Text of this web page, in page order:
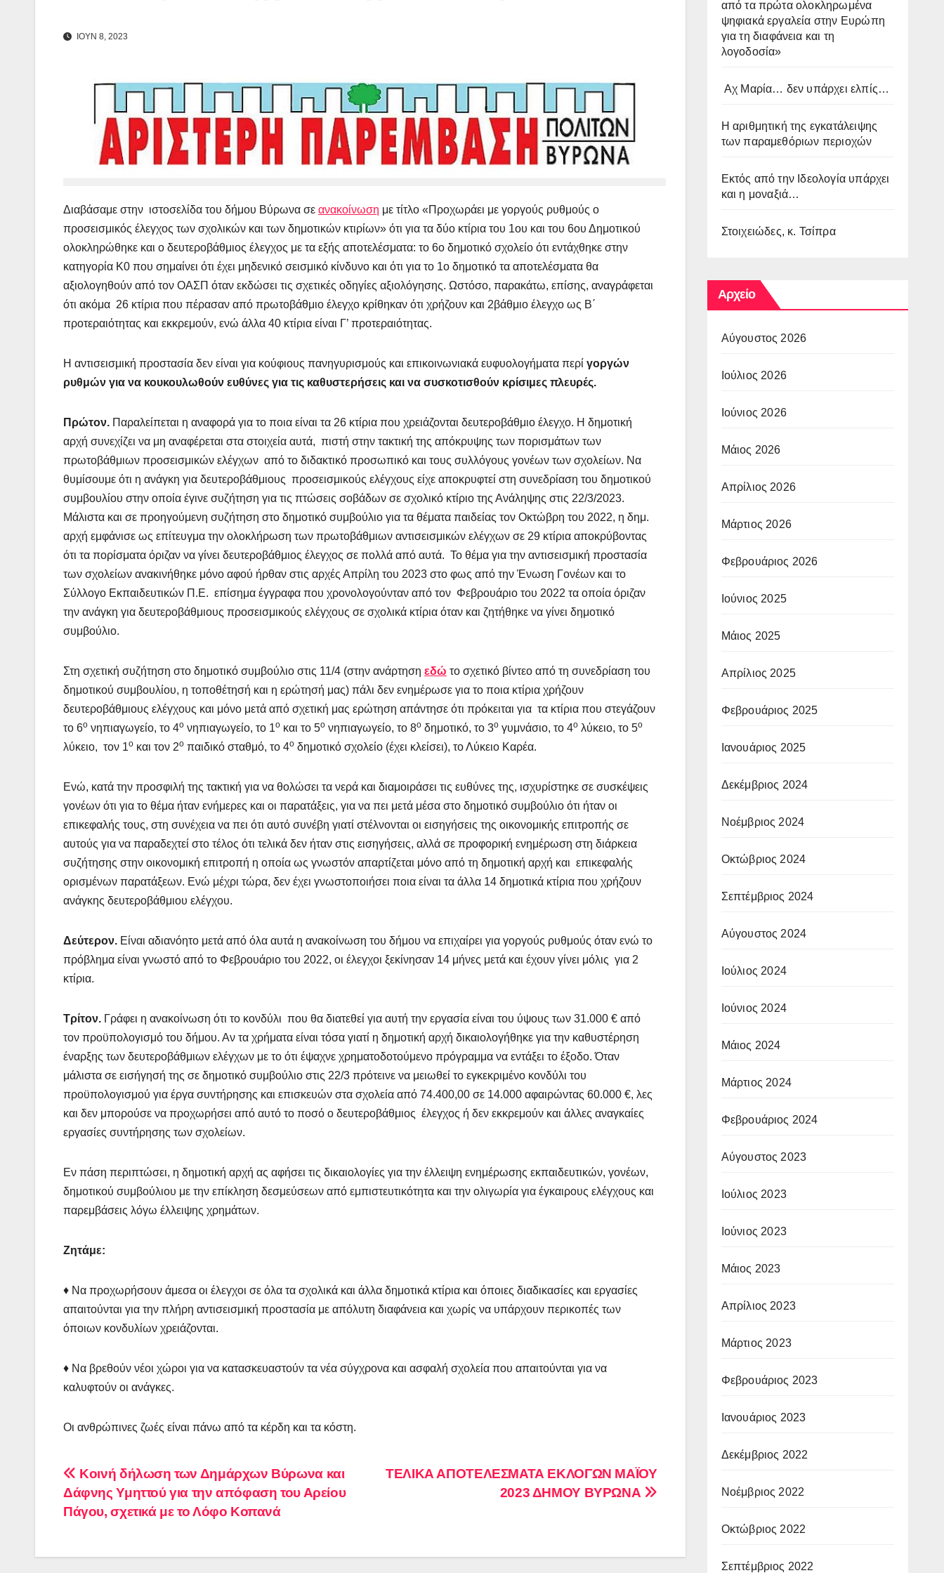
ΙΟΥΝ 8, 2023
Διαβάσαμε στην ιστοσελίδα του δήμου Βύρωνα σε ανακοίνωση με τίτλο «Προχωράει με γοργούς ρυθμούς ο
προσεισμικός έλεγχος των σχολικών και των δημοτικών κτιρίων» ότι για τα δύο κτίρια του 1ου και του 6ου Δημοτικού
ολοκληρώθηκε και ο δευτεροβάθμιος έλεγχος με τα εξής αποτελέσματα: το 6ο δημοτικό σχολείο ότι εντάχθηκε στην
κατηγορία Κ0 που σημαίνει ότι έχει μηδενικό σεισμικό κίνδυνο και ότι για το 1ο δημοτικό τα αποτελέσματα θα
αξιολογηθούν από τον ΟΑΣΠ όταν εκδώσει τις σχετικές οδηγίες αξιολόγησης. Ωστόσο, παρακάτω, επίσης, αναγράφεται
ότι ακόμα 26 κτίρια που πέρασαν από πρωτοβάθμιο έλεγχο κρίθηκαν ότι χρήζουν και 2βάθμιο έλεγχο ως Β΄
προτεραιότητας και εκκρεμούν, ενώ άλλα 40 κτίρια είναι Γ’ προτεραιότητας.
Η αντισεισμική προστασία δεν είναι για κούφιους πανηγυρισμούς και επικοινωνιακά ευφυολογήματα περί γοργών
ρυθμών για να κουκουλωθούν ευθύνες για τις καθυστερήσεις και να συσκοτισθούν κρίσιμες πλευρές.
Πρώτον. Παραλείπεται η αναφορά για το ποια είναι τα 26 κτίρια που χρειάζονται δευτεροβάθμιο έλεγχο. Η δημοτική
αρχή συνεχίζει να μη αναφέρεται στα στοιχεία αυτά, πιστή στην τακτική της απόκρυψης των πορισμάτων των
πρωτοβάθμιων προσεισμικών ελέγχων από το διδακτικό προσωπικό και τους συλλόγους γονέων των σχολείων. Να
θυμίσουμε ότι η ανάγκη για δευτεροβάθμιους προσεισμικούς ελέγχους είχε αποκρυφτεί στη συνεδρίαση του δημοτικού
συμβουλίου στην οποία έγινε συζήτηση για τις πτώσεις σοβάδων σε σχολικό κτίριο της Ανάληψης στις 22/3/2023.
Μάλιστα και σε προηγούμενη συζήτηση στο δημοτικό συμβούλιο για τα θέματα παιδείας τον Οκτώβρη του 2022, η δημ.
αρχή εμφάνισε ως επίτευγμα την ολοκλήρωση των πρωτοβάθμιων αντισεισμικών ελέγχων σε 29 κτίρια αποκρύβοντας
ότι τα πορίσματα όριζαν να γίνει δευτεροβάθμιος έλεγχος σε πολλά από αυτά. Το θέμα για την αντισεισμική προστασία
των σχολείων ανακινήθηκε μόνο αφού ήρθαν στις αρχές Απρίλη του 2023 στο φως από την Ένωση Γονέων και το
Σύλλογο Εκπαιδευτικών Π.Ε. επίσημα έγγραφα που χρονολογούνταν από τον Φεβρουάριο του 2022 τα οποία όριζαν
την ανάγκη για δευτεροβάθμιους προσεισμικούς ελέγχους σε σχολικά κτίρια όταν και ζητήθηκε να γίνει δημοτικό
συμβούλιο.
Στη σχετική συζήτηση στο δημοτικό συμβούλιο στις 11/4 (στην ανάρτηση εδώ το σχετικό βίντεο από τη συνεδρίαση του
δημοτικού συμβουλίου, η τοποθέτησή και η ερώτησή μας) πάλι δεν ενημέρωσε για το ποια κτίρια χρήζουν
δευτεροβάθμιους ελέγχους και μόνο μετά από σχετική μας ερώτηση απάντησε ότι πρόκειται για τα κτίρια που στεγάζουν
το 6ο νηπιαγωγείο, το 4ο νηπιαγωγείο, το 1ο και το 5ο νηπιαγωγείο, το 8ο δημοτικό, το 3ο γυμνάσιο, το 4ο λύκειο, το 5ο
λύκειο, τον 1ο και τον 2ο παιδικό σταθμό, το 4ο δημοτικό σχολείο (έχει κλείσει), το Λύκειο Καρέα.
Ενώ, κατά την προσφιλή της τακτική για να θολώσει τα νερά και διαμοιράσει τις ευθύνες της, ισχυρίστηκε σε συσκέψεις
γονέων ότι για το θέμα ήταν ενήμερες και οι παρατάξεις, για να πει μετά μέσα στο δημοτικό συμβούλιο ότι ήταν οι
επικεφαλής τους, στη συνέχεια να πει ότι αυτό συνέβη γιατί στέλνονται οι εισηγήσεις της οικονομικής επιτροπής σε
αυτούς για να παραδεχτεί στο τέλος ότι τελικά δεν ήταν στις εισηγήσεις, αλλά σε προφορική ενημέρωση στη διάρκεια
συζήτησης στην οικονομική επιτροπή η οποία ως γνωστόν απαρτίζεται μόνο από τη δημοτική αρχή και επικεφαλής
ορισμένων παρατάξεων. Ενώ μέχρι τώρα, δεν έχει γνωστοποιήσει ποια είναι τα άλλα 14 δημοτικά κτίρια που χρήζουν
ανάγκης δευτεροβάθμιου ελέγχου.
Δεύτερον. Είναι αδιανόητο μετά από όλα αυτά η ανακοίνωση του δήμου να επιχαίρει για γοργούς ρυθμούς όταν ενώ το
πρόβλημα είναι γνωστό από το Φεβρουάριο του 2022, οι έλεγχοι ξεκίνησαν 14 μήνες μετά και έχουν γίνει μόλις για 2
κτίρια.
Τρίτον. Γράφει η ανακοίνωση ότι το κονδύλι που θα διατεθεί για αυτή την εργασία είναι του ύψους των 31.000 € από
τον προϋπολογισμό του δήμου. Αν τα χρήματα είναι τόσα γιατί η δημοτική αρχή δικαιολογήθηκε για την καθυστέρηση
έναρξης των δευτεροβάθμιων ελέγχων με το ότι έψαχνε χρηματοδοτούμενο πρόγραμμα να εντάξει το έξοδο. Όταν
μάλιστα σε εισήγησή της σε δημοτικό συμβούλιο στις 22/3 πρότεινε να μειωθεί το εγκεκριμένο κονδύλι του
προϋπολογισμού για έργα συντήρησης και επισκευών στα σχολεία από 74.400,00 σε 14.000 αφαιρώντας 60.000 €, λες
και δεν μπορούσε να προχωρήσει από αυτό το ποσό ο δευτεροβάθμιος έλεγχος ή δεν εκκρεμούν και άλλες αναγκαίες
εργασίες συντήρησης των σχολείων.
Εν πάση περιπτώσει, η δημοτική αρχή ας αφήσει τις δικαιολογίες για την έλλειψη ενημέρωσης εκπαιδευτικών, γονέων,
δημοτικού συμβούλιου με την επίκληση δεσμεύσεων από εμπιστευτικότητα και την ολιγωρία για έγκαιρους ελέγχους και
παρεμβάσεις λόγω έλλειψης χρημάτων.
Ζητάμε:
♦ Να προχωρήσουν άμεσα οι έλεγχοι σε όλα τα σχολικά και άλλα δημοτικά κτίρια και όποιες διαδικασίες και εργασίες
απαιτούνται για την πλήρη αντισεισμική προστασία με απόλυτη διαφάνεια και χωρίς να υπάρχουν περικοπές των
όποιων κονδυλίων χρειάζονται.
♦ Να βρεθούν νέοι χώροι για να κατασκευαστούν τα νέα σύγχρονα και ασφαλή σχολεία που απαιτούνται για να
καλυφτούν οι ανάγκες.
Οι ανθρώπινες ζωές είναι πάνω από τα κέρδη και τα κόστη.
Πλοήγηση
άρθρων
ΤΕΛΙΚΑ ΑΠΟΤΕΛΕΣΜΑΤΑ ΕΚΛΟΓΩΝ ΜΑΪΟΥ
2023 ΔΗΜΟΥ ΒΥΡΩΝΑ
Κοινή δήλωση των Δημάρχων Βύρωνα και
Δάφνης Υμηττού για την απόφαση του Αρείου
Πάγου, σχετικά με το Λόφο Κοπανά
από τα πρώτα ολοκληρωμένα
ψηφιακά εργαλεία στην Ευρώπη
για τη διαφάνεια και τη
λογοδοσία»
Αχ Μαρία… δεν υπάρχει ελπίς…
Η αριθμητική της εγκατάλειψης
των παραμεθόριων περιοχών
Εκτός από την Ιδεολογία υπάρχει
και η μοναξιά…
Στοιχειώδες, κ. Τσίπρα
Αρχείο
Αύγουστος 2026
Ιούλιος 2026
Ιούνιος 2026
Μάιος 2026
Απρίλιος 2026
Μάρτιος 2026
Φεβρουάριος 2026
Ιούνιος 2025
Μάιος 2025
Απρίλιος 2025
Φεβρουάριος 2025
Ιανουάριος 2025
Δεκέμβριος 2024
Νοέμβριος 2024
Οκτώβριος 2024
Σεπτέμβριος 2024
Αύγουστος 2024
Ιούλιος 2024
Ιούνιος 2024
Μάιος 2024
Μάρτιος 2024
Φεβρουάριος 2024
Αύγουστος 2023
Ιούλιος 2023
Ιούνιος 2023
Μάιος 2023
Απρίλιος 2023
Μάρτιος 2023
Φεβρουάριος 2023
Ιανουάριος 2023
Δεκέμβριος 2022
Νοέμβριος 2022
Οκτώβριος 2022
Σεπτέμβριος 2022